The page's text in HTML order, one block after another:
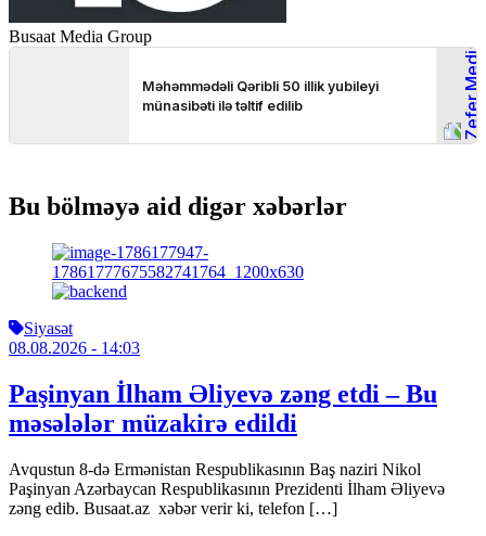
Busaat Media Group
Bu bölməyə aid digər xəbərlər
Siyasət
08.08.2026 - 14:03
Paşinyan İlham Əliyevə zəng etdi – Bu
məsələlər müzakirə edildi
Avqustun 8-də Ermənistan Respublikasının Baş naziri Nikol
Paşinyan Azərbaycan Respublikasının Prezidenti İlham Əliyevə
zəng edib. Busaat.az xəbər verir ki, telefon […]